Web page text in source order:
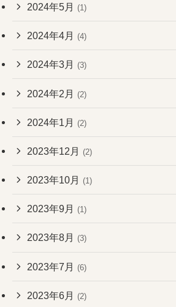
2024年5月 (1)
2024年4月 (4)
2024年3月 (3)
2024年2月 (2)
2024年1月 (2)
2023年12月 (2)
2023年10月 (1)
2023年9月 (1)
2023年8月 (3)
2023年7月 (6)
2023年6月 (2)